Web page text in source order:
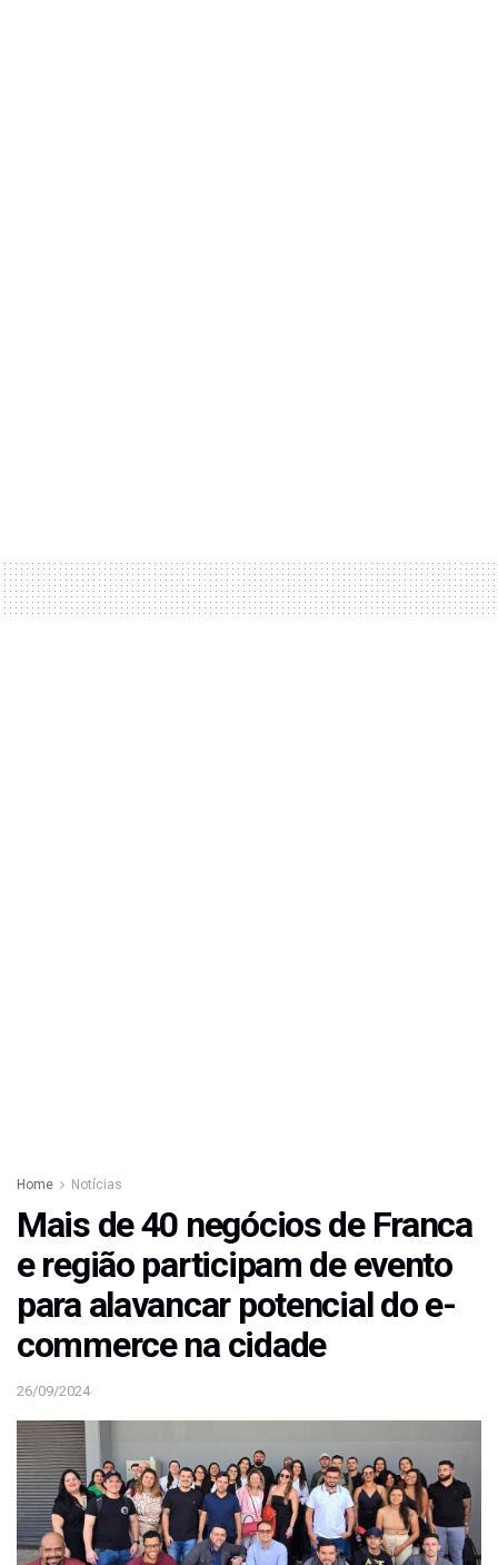
Home Notícias
Mais de 40 negócios de Franca
e região participam de evento
para alavancar potencial do e-
commerce na cidade
26/09/2024